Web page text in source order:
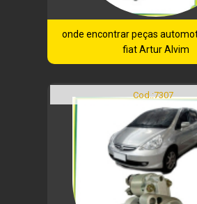
onde encontrar peças
fiat Artur Alvim
Cod.:7307